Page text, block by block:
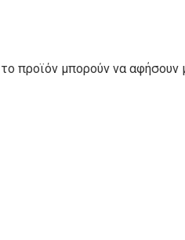
προϊόν μπορούν να αφήσουν